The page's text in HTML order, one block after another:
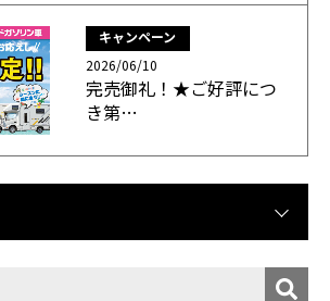
キャンペーン
2026/06/10
完売御礼！★ご好評につ
き第…